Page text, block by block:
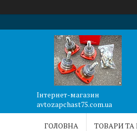
Інтернет-магазин
avtozapchast75.com.ua
ГОЛОВНА ТОВАРИ ТА